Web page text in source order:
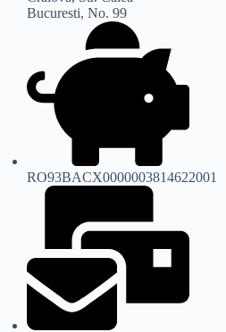
Bucuresti, No. 99
RO93BACX0000003814622001